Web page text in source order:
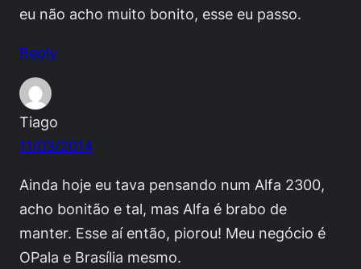
eu não acho muito bonito, esse eu passo.
Reply
Tiago
11/03/2014
Ainda hoje eu tava pensando num Alfa 2300,
acho bonitão e tal, mas Alfa é brabo de
manter. Esse aí então, piorou! Meu negócio é
OPala e Brasília mesmo.